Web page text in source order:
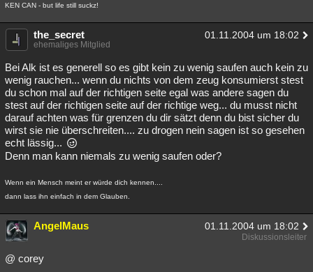
KEN CAN - but life still suckz!
the_secret 01.11.2004 um 18:02
ehemaliges Mitglied
Bei Alk ist es generell so es gibt kein zu wenig saufen auch kein zu
wenig rauchen... wenn du nichts von dem zeug konsumierst stest
du schon mal auf der richtigen seite egal was andere sagen du
stest auf der richtigen seite auf der richtige weg... du musst nicht
darauf achten was für grenzen du dir sätzt denn du bist sicher du
wirst sie nie überschreiten.... zu drogen nein sagen ist so gesehen
echt lässig...
Denn man kann niemals zu wenig saufen oder?
Wenn ein Mensch meint er würde dich kennen....
dann lass ihn einfach in dem Glauben.
AngelMaus 01.11.2004 um 18:02
Diskussionsleiter
@ corey